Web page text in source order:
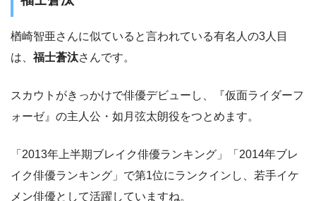
楢崎智亜さんに似ていると言われている有名人の3人目
は、 福士蒼汰さんです。
スカウトがきっかけで俳優デビューし、『仮面ライダーフ
ォーゼ』の主人公・如月弦太朗役をつとめます。
「2013年上半期ブレイク俳優ランキング」「2014年ブレ
イク俳優ランキング」で第1位にランクインし、若手イケ
メン俳優として活躍していますね。